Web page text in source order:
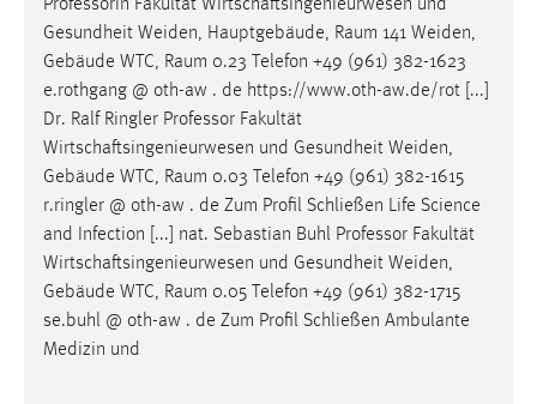
Professorin Fakultät Wirtschaftsingenieurwesen und
Gesundheit Weiden, Hauptgebäude, Raum 141 Weiden,
Gebäude WTC, Raum 0.23 Telefon +49 (961) 382-1623
e.rothgang @ oth-aw . de https://www.oth-aw.de/rot [...]
Dr. Ralf Ringler Professor Fakultät
Wirtschaftsingenieurwesen und Gesundheit Weiden,
Gebäude WTC, Raum 0.03 Telefon +49 (961) 382-1615
r.ringler @ oth-aw . de Zum Profil Schließen Life Science
and Infection [...] nat. Sebastian Buhl Professor Fakultät
Wirtschaftsingenieurwesen und Gesundheit Weiden,
Gebäude WTC, Raum 0.05 Telefon +49 (961) 382-1715
se.buhl @ oth-aw . de Zum Profil Schließen Ambulante
Medizin und
Performance
Name:
Zweck:
Für performante Seitenauslieferung wird in diesem Cookie
gespeichert, ob man eingeloggt ist.
Sprachpräferenz